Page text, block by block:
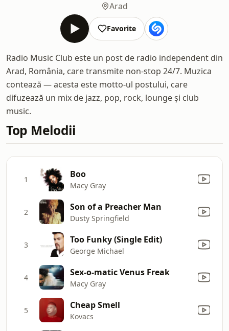
Arad
Favorite
Radio Music Club este un post de radio independent din
Arad, România, care transmite non-stop 24/7. Muzica
contează — acesta este motto-ul postului, care
difuzează un mix de jazz, pop, rock, lounge și club
music.
Top Melodii
1 Boo
Macy Gray
2 Son of a Preacher Man
Dusty Springfield
3 Too Funky (Single Edit)
George Michael
4 Sex-o-matic Venus Freak
Macy Gray
5 Cheap Smell
Kovacs